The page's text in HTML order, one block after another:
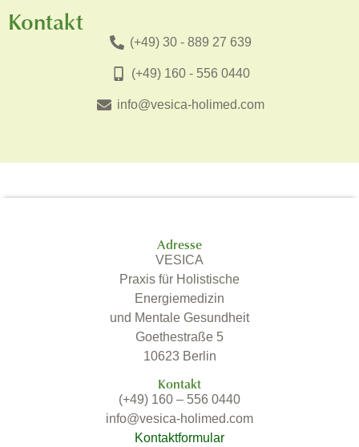
Kontakt
(+49) 30 - 889 27 639
(+49) 160 - 556 0440
info@vesica-holimed.com
Adresse
VESICA
Praxis für Holistische
Energiemedizin
und Mentale Gesundheit
Goethestraße 5
10623 Berlin
Kontakt
(+49) 160 – 556 0440
info@vesica-holimed.com
Kontaktformular